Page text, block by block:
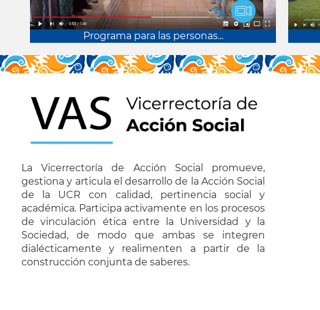
Programa para las personas...
La Vicerrectoría de Acción Social promueve,
gestiona y articula el desarrollo de la Acción Social
de la UCR con calidad, pertinencia social y
académica. Participa activamente en los procesos
de vinculación ética entre la Universidad y la
Sociedad, de modo que ambas se integren
dialécticamente y realimenten a partir de la
construcción conjunta de saberes.